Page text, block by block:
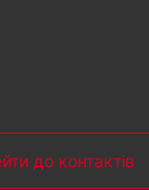
до контактів